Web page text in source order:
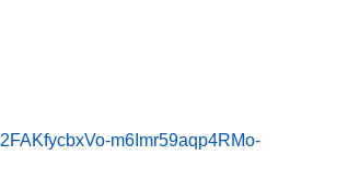
m6Imr59aqp4RMo-